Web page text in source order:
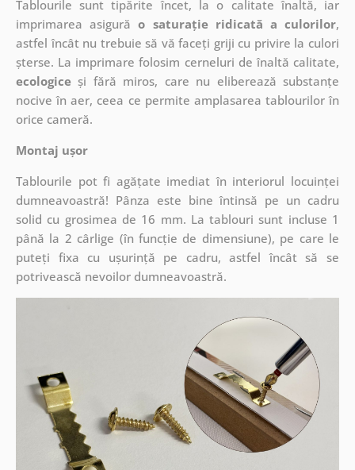
Tablourile sunt tipărite încet, la o calitate înaltă, iar
imprimarea asigurăo saturație ridicată a culorilor,
astfel încât nu trebuie să vă faceți griji cu privire la culori
șterse. La imprimare folosim cerneluri de înaltă calitate,
ecologiceși fără miros, care nu eliberează substanțe
nocive în aer, ceea ce permite amplasarea tablourilor în
orice cameră.
Montaj ușor
Tablourile pot fi agățate imediat în interiorul locuinței
dumneavoastră! Pânza este bine întinsă pe un cadru
solid cu grosimea de 16 mm. La tablouri sunt incluse 1
până la 2 cârlige (în funcție de dimensiune), pe care le
puteți fixa cu ușurință pe cadru, astfel încât să se
potrivească nevoilor dumneavoastră.